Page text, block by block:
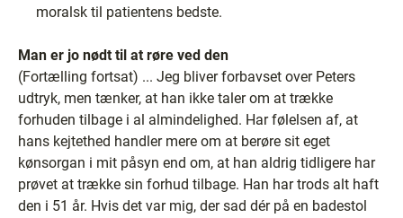
moralsk til patientens bedste.
Man er jo nødt til at røre ved den
(Fortælling fortsat) ... Jeg bliver forbavset over Peters
udtryk, men tænker, at han ikke taler om at trække
forhuden tilbage i al almindelighed. Har følelsen af, at
hans kejtethed handler mere om at berøre sit eget
kønsorgan i mit påsyn end om, at han aldrig tidligere har
prøvet at trække sin forhud tilbage. Han har trods alt haft
den i 51 år. Hvis det var mig, der sad dér på en badestol